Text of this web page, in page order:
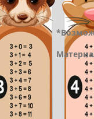
Артикул: